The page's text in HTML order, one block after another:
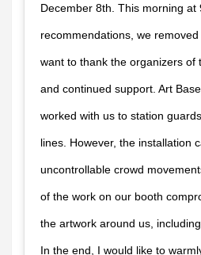
December 8th. This morning at
recommendations, we
want to thank the organizers of
and continued support. Art
worked with us to station
lines. However, the installation
uncontrollable crowd
of the work on our booth
the artwork around us,
In the end, I would like to